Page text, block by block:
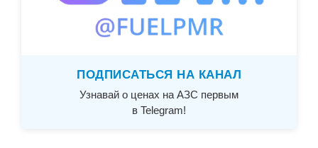
ПОДПИСАТЬСЯ НА КАНАЛ
Узнавай о ценах на АЗС первым
в Telegram!